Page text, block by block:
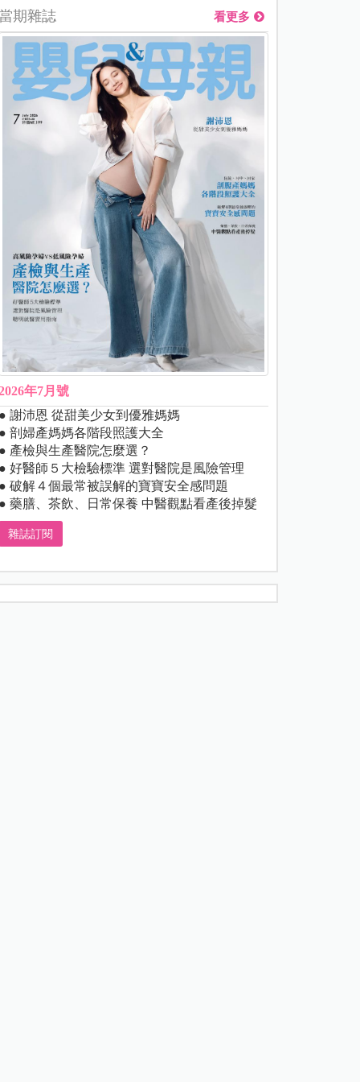
期雜誌 看更多
年7月號
謝沛恩 從甜美少女到優雅媽媽
剖婦產媽媽各階段照護大全
產檢與生產醫院怎麼選？
好醫師５大檢驗標準 選對醫院是風險管理
破解４個最常被誤解的寶寶安全感問題
藥膳、茶飲、日常保養 中醫觀點看產後掉髮
雜誌訂閱